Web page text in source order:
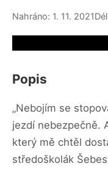
Nahráno: 1. 11. 2021
Popis
„Nebojím se
jezdí nebezpečně.
který mě chtěl
středoškolák